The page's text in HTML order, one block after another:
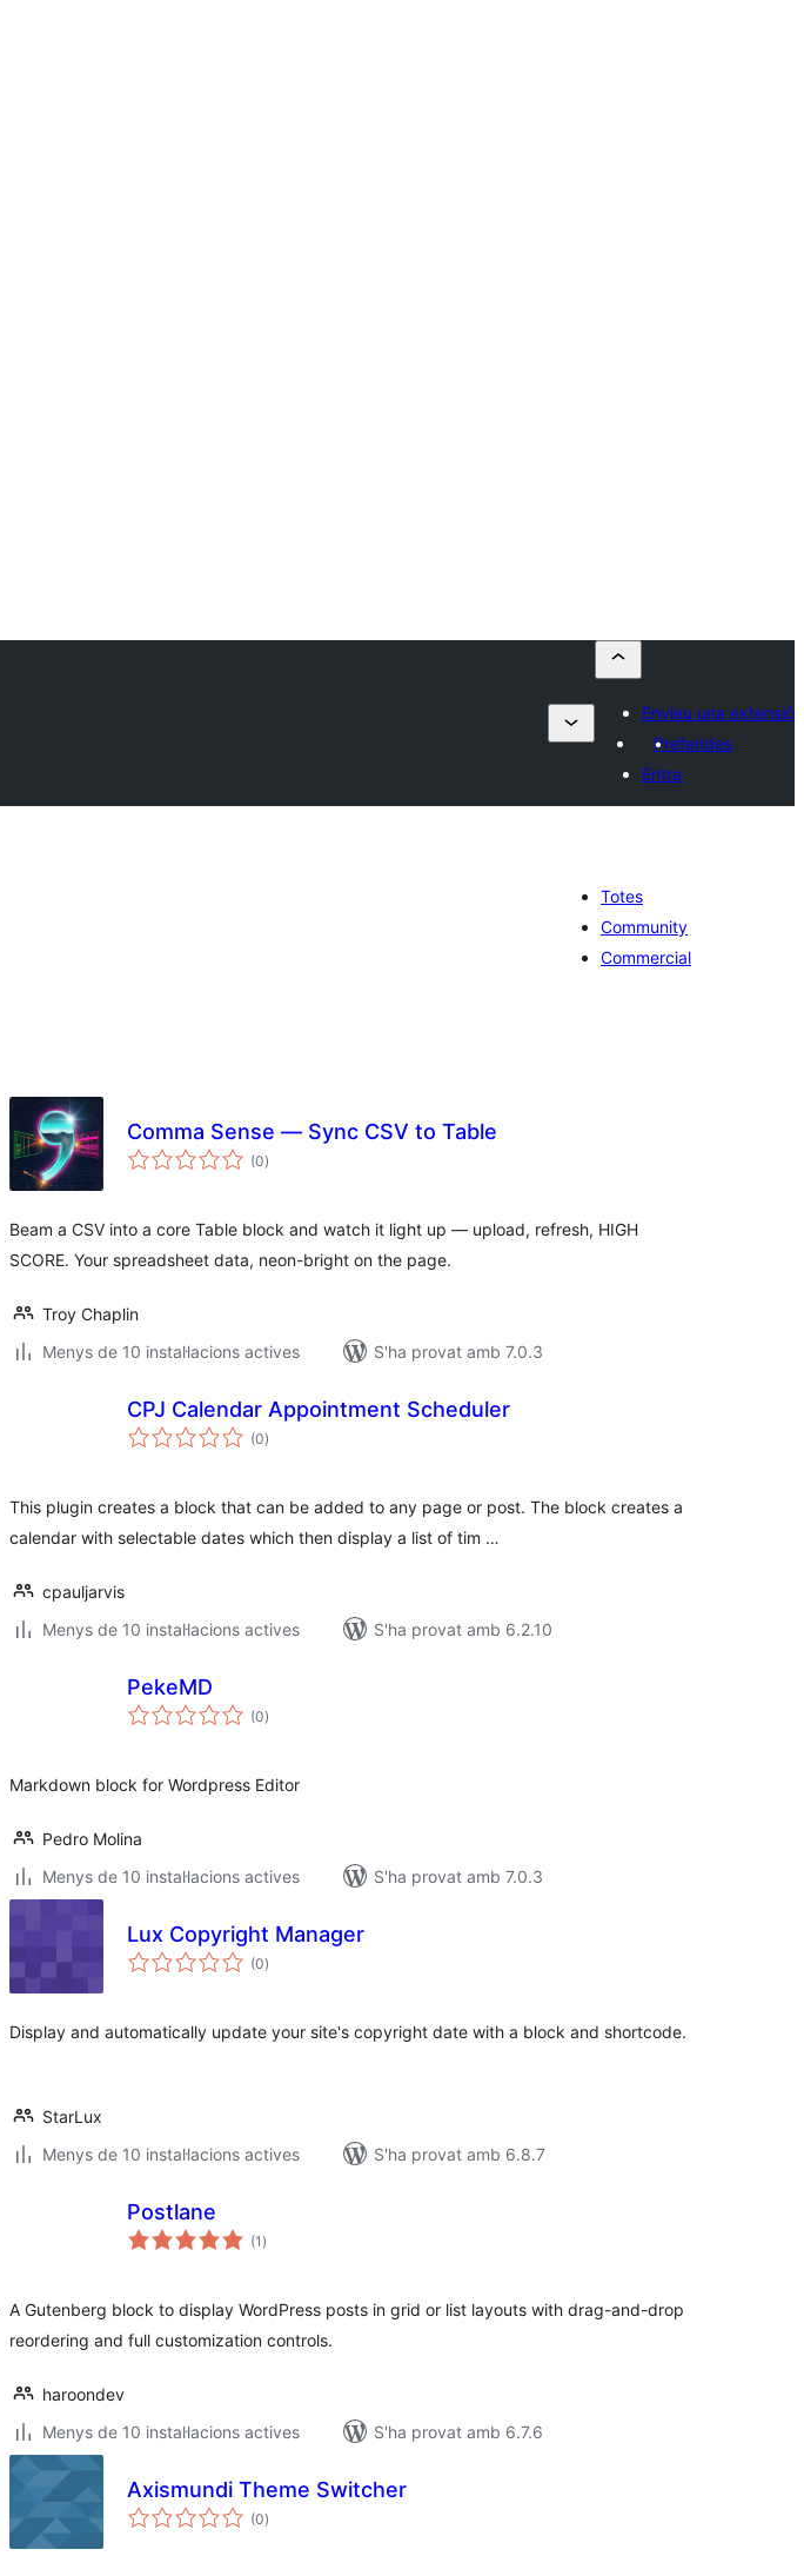
Envieu una extensió
Preferides
Entra
Totes
Community
Commercial
Comma Sense — Sync CSV to Table
(0puntuacions
totals
)
Beam a CSV into a core Table block and watch it light up — upload, refresh, HIGH
SCORE. Your spreadsheet data, neon-bright on the page.
Troy Chaplin
Menys de 10 instal·lacions actives
S'ha provat amb 7.0.3
CPJ Calendar Appointment Scheduler
(0puntuacions
totals
)
This plugin creates a block that can be added to any page or post. The block creates a
calendar with selectable dates which then display a list of tim …
cpauljarvis
Menys de 10 instal·lacions actives
S'ha provat amb 6.2.10
PekeMD
(0puntuacions
totals
)
Markdown block for Wordpress Editor
Pedro Molina
Menys de 10 instal·lacions actives
S'ha provat amb 7.0.3
Lux Copyright Manager
(0puntuacions
totals
)
Display and automatically update your site's copyright date with a block and shortcode.
StarLux
Menys de 10 instal·lacions actives
S'ha provat amb 6.8.7
Postlane
(1 puntuacions
totals
)
A Gutenberg block to display WordPress posts in grid or list layouts with drag-and-drop
reordering and full customization controls.
haroondev
Menys de 10 instal·lacions actives
S'ha provat amb 6.7.6
Axismundi Theme Switcher
(0puntuacions
totals
)